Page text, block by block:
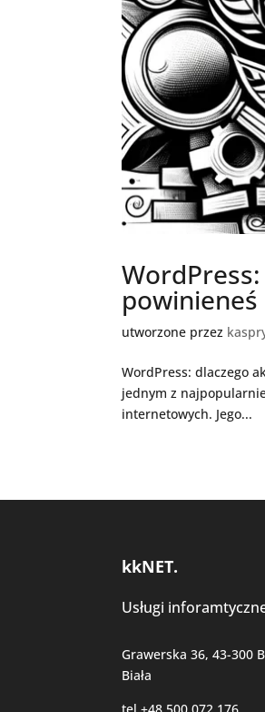
utworzone przez
WordPress: dlaczego
jednym z
internetowych. Jego...
kkNET.
Usługi
Grawerska 36, 43-300
Biała